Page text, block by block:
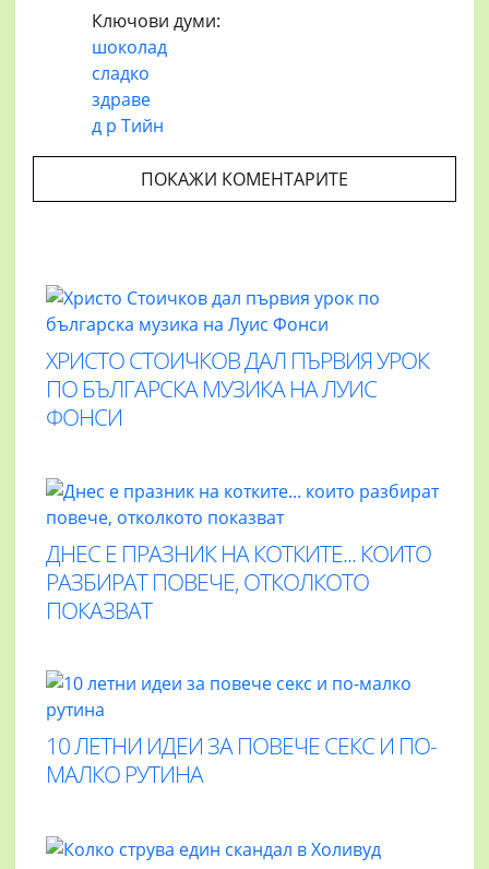
Ключови думи:
шоколад
сладко
здраве
д р Тийн
ПОКАЖИ КОМЕНТАРИТЕ
ХРИСТО СТОИЧКОВ ДАЛ ПЪРВИЯ УРОК
ПО БЪЛГАРСКА МУЗИКА НА ЛУИС
ФОНСИ
ДНЕС Е ПРАЗНИК НА КОТКИТЕ... КОИТО
РАЗБИРАТ ПОВЕЧЕ, ОТКОЛКОТО
ПОКАЗВАТ
10 ЛЕТНИ ИДЕИ ЗА ПОВЕЧЕ СЕКС И ПО-
МАЛКО РУТИНА